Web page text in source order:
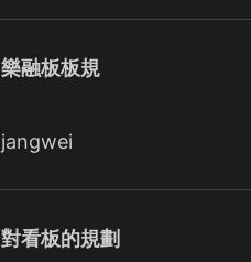
樂融板板規
jangwei
對看板的規劃